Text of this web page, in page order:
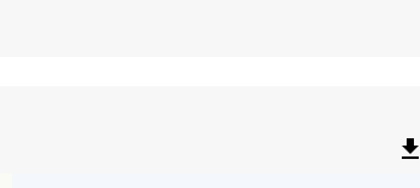
file_download